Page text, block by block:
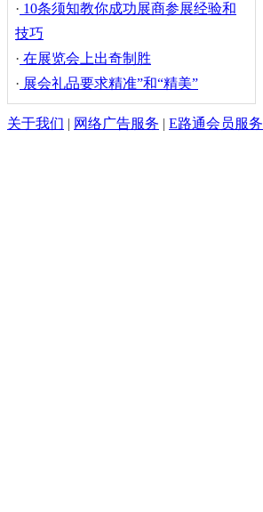
· 10条须知教你成功展商参展经验和
技巧
· 在展览会上出奇制胜
· 展会礼品要求精准”和“精美”
关于我们 | 网络广告服务 | E路通会员服务